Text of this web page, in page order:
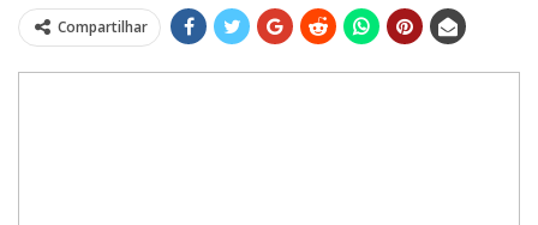
Compartilhar